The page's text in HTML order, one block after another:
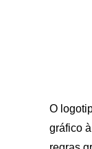
O
gráfico